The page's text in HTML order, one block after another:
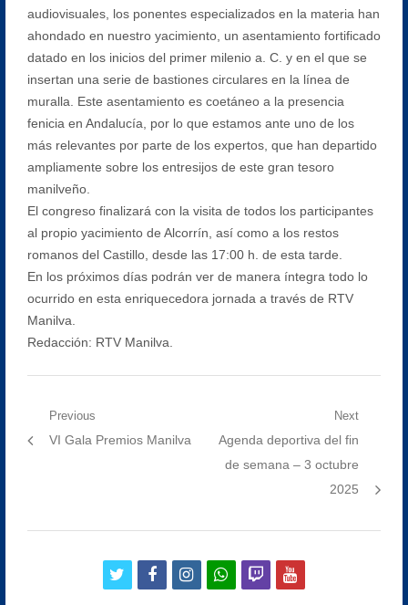
audiovisuales, los ponentes especializados en la materia han
ahondado en nuestro yacimiento, un asentamiento fortificado
datado en los inicios del primer milenio a. C. y en el que se
insertan una serie de bastiones circulares en la línea de
muralla. Este asentamiento es coetáneo a la presencia
fenicia en Andalucía, por lo que estamos ante uno de los
más relevantes por parte de los expertos, que han departido
ampliamente sobre los entresijos de este gran tesoro
manilveño.
El congreso finalizará con la visita de todos los participantes
al propio yacimiento de Alcorrín, así como a los restos
romanos del Castillo, desde las 17:00 h. de esta tarde.
En los próximos días podrán ver de manera íntegra todo lo
ocurrido en esta enriquecedora jornada a través de RTV
Manilva.
Redacción: RTV Manilva.
Navegación
de
Previous
Previous
VI Gala Premios Manilva
Next
Next
post:
Agenda deportiva del fin
de semana – 3 octubre
2025
twitterfacebookinstagramwhatsapp
twitchyoutube